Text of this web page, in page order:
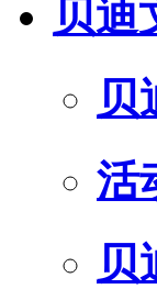
贝迪
贝
活
贝